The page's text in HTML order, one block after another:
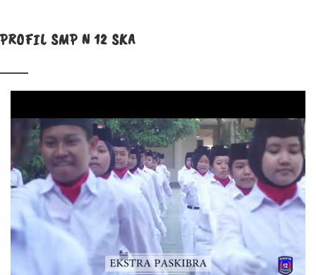
PROFIL SMP N 12 SKA